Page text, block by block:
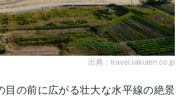
出典：travel.rakuten.co.jp
目の前に広がる壮大な水平線の絶景